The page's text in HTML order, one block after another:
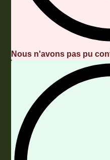
Nous n'avons pas pu